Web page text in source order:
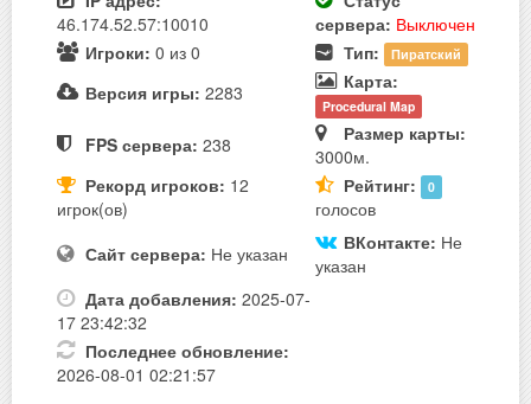
46.174.52.57:10010
сервера: Выключен
Игроки: 0 из 0 Тип: Пиратский
Версия игры: 2283 Карта:
Procedural Map
FPS сервера: 238
Размер карты:
3000м.
Рекорд игроков: 12
игрок(ов)
Рейтинг: 0
голосов
Сайт сервера: Не указан ВКонтакте: Не
указан
Дата добавления: 2025-07-
17 23:42:32
Последнее обновление:
2026-08-01 02:21:57